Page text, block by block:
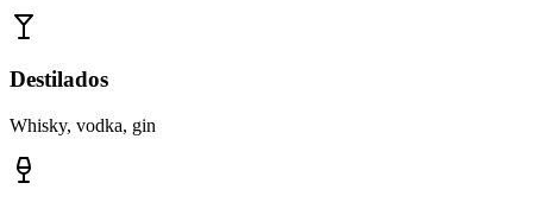
Destilados
Whisky, vodka, gin